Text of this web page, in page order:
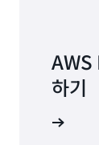
하기